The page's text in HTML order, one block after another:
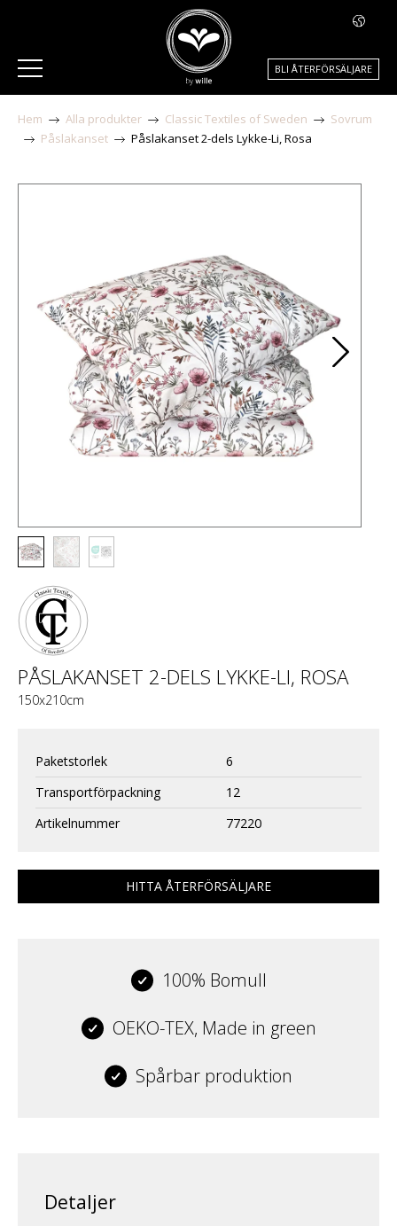
BLI ÅTERFÖRSÄLJARE
Hem Alla produkter Classic Textiles of Sweden
Sovrum
Påslakanset
Påslakanset 2-dels Lykke-Li, Rosa
PÅSLAKANSET 2-DELS LYKKE-LI, ROSA
150x210cm
Paketstorlek
6
Transportförpackning
12
Artikelnummer
77220
HITTA ÅTERFÖRSÄLJARE
100% Bomull
OEKO-TEX, Made in green
Spårbar produktion
Detaljer